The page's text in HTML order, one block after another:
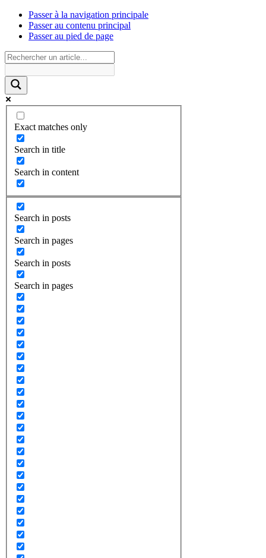
Passer à la navigation principale
Passer au contenu principal
Passer au pied de page
Exact matches only
Search in title
Search in content
Search in posts
Search in pages
Search in posts
Search in pages